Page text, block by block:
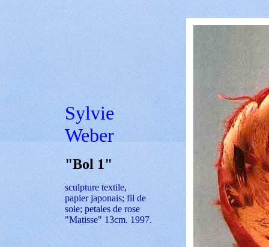
Sylvie
Weber
"Bol 1"
sculpture textile,
papier japonais; fil de
soie; petales de rose
"Matisse" 13cm. 1997.